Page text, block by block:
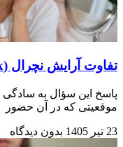
تفاوت آرایش نچرال (No-Makeup Look) با آرایش غلیظ: ترفند های حرفه‌ای
پاسخ این سؤال به سادگی
موقعیتی که در آن حضور
23 تیر 1405 بدون دیدگاه